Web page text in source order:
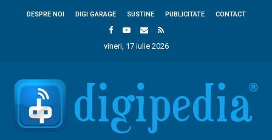
DESPRE NOI DIGI GARAGE SUSTINE PUBLICITATE CONTACT
vineri, 17 iulie 2026